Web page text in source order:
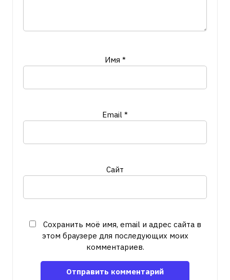
Имя *
Email *
Сайт
Сохранить моё имя, email и адрес сайта в
этом браузере для последующих моих
комментариев.